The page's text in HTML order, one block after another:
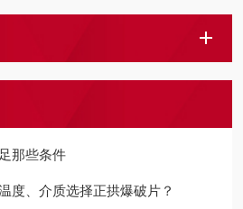
那些条件
度、介质选择正拱爆破片？